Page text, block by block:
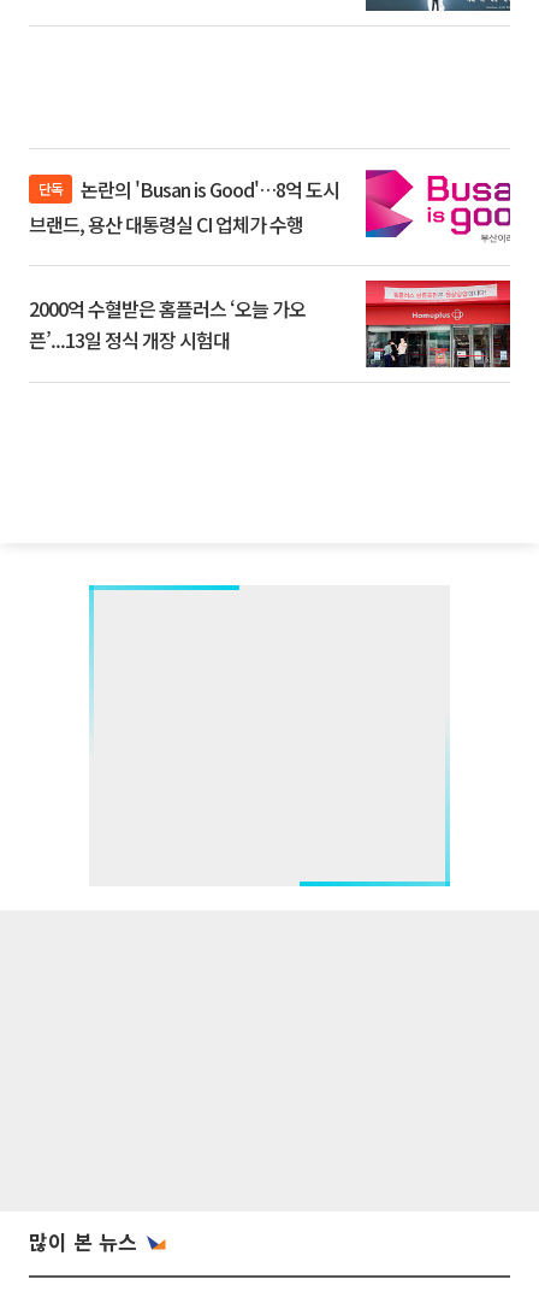
단독
브랜드, 용산 대통령실 CI 업체가 수행
2000억 수혈받은 홈플러스 ‘오늘 가오
픈’...13일 정식 개장 시험대
많이 본 뉴스